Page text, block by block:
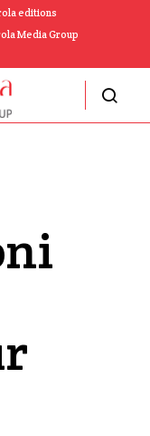
editions
Media Group